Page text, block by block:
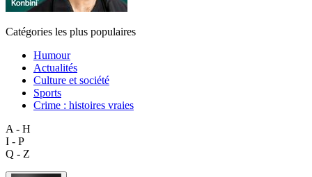
Catégories les plus populaires
Humour
Actualités
Culture et société
Sports
Crime : histoires vraies
A - H
I - P
Q - Z